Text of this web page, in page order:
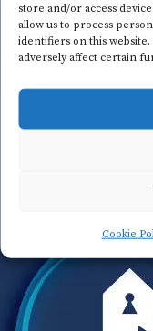
store and/or access
allow us to process
identifiers on this
adversely affect certain
Cookie